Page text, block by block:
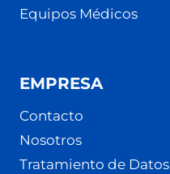
Equipos Médicos
EMPRESA
Contacto
Nosotros
Tratamiento de Datos